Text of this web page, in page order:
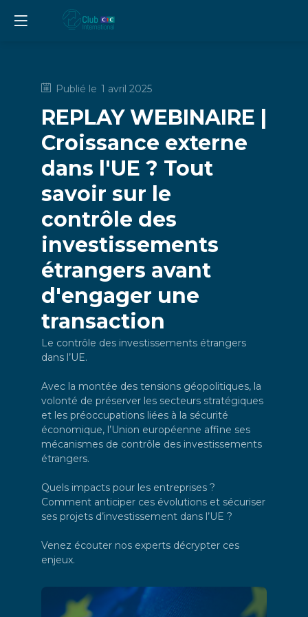
Publié le 1 avril 2025
REPLAY WEBINAIRE |
Croissance externe
dans l'UE ? Tout
savoir sur le
contrôle des
investissements
étrangers avant
d'engager une
transaction
Le contrôle des investissements étrangers
dans l’UE.
Avec la montée des tensions géopolitiques, la
volonté de préserver les secteurs stratégiques
et les préoccupations liées à la sécurité
économique, l’Union européenne affine ses
mécanismes de contrôle des investissements
étrangers.
Quels impacts pour les entreprises ?
Comment anticiper ces évolutions et sécuriser
ses projets d’investissement dans l’UE ?
Venez écouter nos experts décrypter ces
enjeux.